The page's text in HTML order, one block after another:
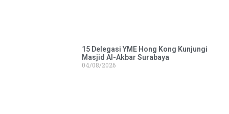
15 Delegasi YME Hong Kong Kunjungi
Masjid Al-Akbar Surabaya
04/08/2026